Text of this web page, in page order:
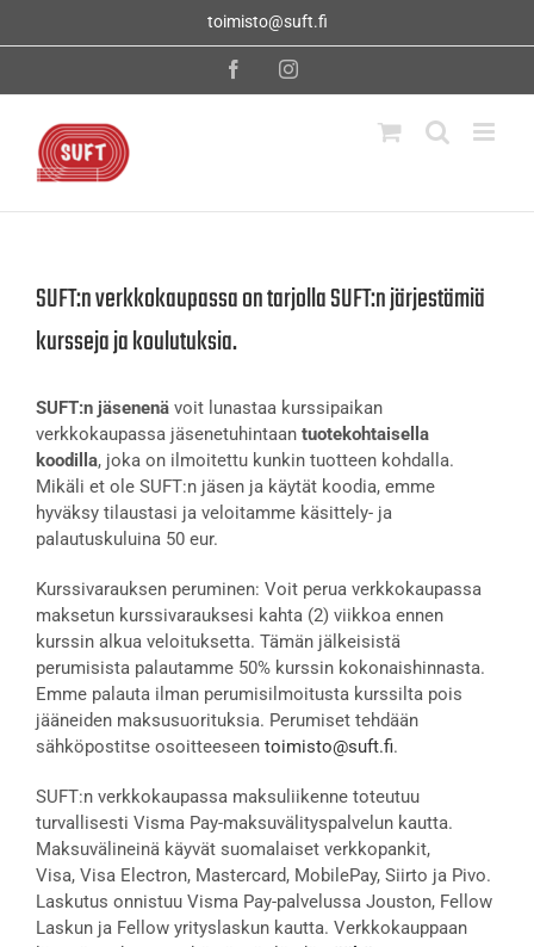
toimisto@suft.fi
FacebookInstagram
SUFT:n verkkokaupassa on tarjolla SUFT:n järjestämiä
kursseja ja koulutuksia.
SUFT:n jäsenenä voit lunastaa kurssipaikan
verkkokaupassa jäsenetuhintaan tuotekohtaisella
koodilla, joka on ilmoitettu kunkin tuotteen kohdalla.
Mikäli et ole SUFT:n jäsen ja käytät koodia, emme
hyväksy tilaustasi ja veloitamme käsittely- ja
palautuskuluina 50 eur.
Kurssivarauksen peruminen: Voit perua verkkokaupassa
maksetun kurssivarauksesi kahta (2) viikkoa ennen
kurssin alkua veloituksetta. Tämän jälkeisistä
perumisista palautamme 50% kurssin kokonaishinnasta.
Emme palauta ilman perumisilmoitusta kurssilta pois
jääneiden maksusuorituksia. Perumiset tehdään
sähköpostitse osoitteeseen toimisto@suft.fi.
SUFT:n verkkokaupassa maksuliikenne toteutuu
turvallisesti Visma Pay-maksuvälityspalvelun kautta.
Maksuvälineinä käyvät suomalaiset verkkopankit,
Visa, Visa Electron, Mastercard, MobilePay, Siirto ja Pivo.
Laskutus onnistuu Visma Pay-palvelussa Jouston, Fellow
Laskun ja Fellow yrityslaskun kautta. Verkkokauppaan